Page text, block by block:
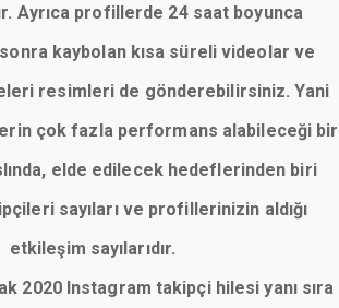
Ayrıca profillerde 24 saat boyunca
kaybolan kısa süreli videolar ve
resimleri de gönderebilirsiniz. Yani
çok fazla performans alabileceği bir
elde edilecek hedeflerinden biri
sayıları ve profillerinizin aldığı
etkileşim sayılarıdır.
2020 Instagram takipçi hilesi yanı sıra